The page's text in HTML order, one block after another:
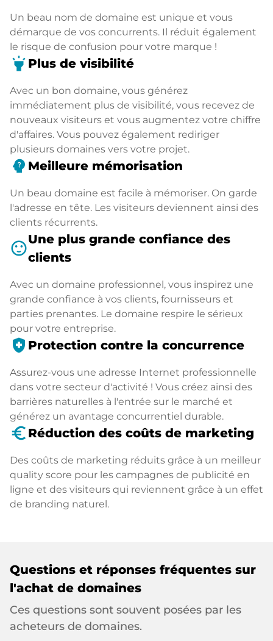
Un beau nom de domaine est unique et vous
démarque de vos concurrents. Il réduit également
le risque de confusion pour votre marque !
highlight Plus de visibilité
Avec un bon domaine, vous générez
immédiatement plus de visibilité, vous recevez de
nouveaux visiteurs et vous augmentez votre chiffre
d'affaires. Vous pouvez également rediriger
plusieurs domaines vers votre projet.
psychology_alt Meilleure mémorisation
Un beau domaine est facile à mémoriser. On garde
l'adresse en tête. Les visiteurs deviennent ainsi des
clients récurrents.
sentiment_satisfiedUne plus grande confiance des
clients
Avec un domaine professionnel, vous inspirez une
grande confiance à vos clients, fournisseurs et
parties prenantes. Le domaine respire le sérieux
pour votre entreprise.
health_and_safety Protection contre la concurrence
Assurez-vous une adresse Internet professionnelle
dans votre secteur d'activité ! Vous créez ainsi des
barrières naturelles à l'entrée sur le marché et
générez un avantage concurrentiel durable.
euro_symbol Réduction des coûts de marketing
Des coûts de marketing réduits grâce à un meilleur
quality score pour les campagnes de publicité en
ligne et des visiteurs qui reviennent grâce à un effet
de branding naturel.
Questions et réponses fréquentes sur
l'achat de domaines
Ces questions sont souvent posées par les
acheteurs de domaines.